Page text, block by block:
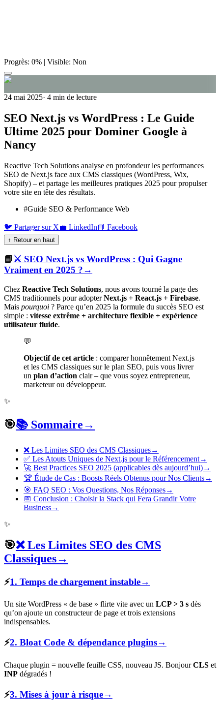
Progrès: 0% | Visible: Non
24 mai 2025· 4 min de lecture
SEO Next.js vs WordPress : Le Guide
Ultime 2025 pour Dominer Google à
Nancy
Reactive Tech Solutions analyse en profondeur les performances
SEO de Next.js face aux CMS classiques (WordPress, Wix,
Shopify) – et partage les meilleures pratiques 2025 pour propulser
votre site en tête des résultats.
#Guide SEO & Performance Web
🐦 Partager sur X💼 LinkedIn📘 Facebook
↑ Retour en haut
📘 ⚔️ SEO Next.js vs WordPress : Qui Gagne
Vraiment en 2025 ?→
Chez Reactive Tech Solutions, nous avons tourné la page des
CMS traditionnels pour adopterNext.js + React.js + Firebase.
Mais pourquoi ? Parce qu’en 2025 la formule du succès SEO est
simple : vitesse extrême + architecture flexible + expérience
utilisateur fluide.
💬
Objectif de cet article : comparer honnêtement Next.js
et les CMS classiques sur le plan SEO, puis vous livrer
un plan d’action clair – que vous soyez entrepreneur,
marketeur ou développeur.
✨
🎯📚 Sommaire→
❌ Les Limites SEO des CMS Classiques→
✅ Les Atouts Uniques de Next.js pour le Référencement→
🚀 Best Practices SEO 2025 (applicables dès aujourd’hui)→
🏆 Étude de Cas : Boosts Réels Obtenus pour Nos Clients→
🎯 FAQ SEO : Vos Questions, Nos Réponses→
📅 Conclusion : Choisir la Stack qui Fera Grandir Votre
Business→
✨
🎯❌ Les Limites SEO des CMS
Classiques→
⚡1. Temps de chargement instable→
Un site WordPress « de base » flirte vite avec un LCP > 3 s dès
qu’on ajoute un constructeur de page et trois extensions
indispensables.
⚡2. Bloat Code & dépendance plugins→
Chaque plugin = nouvelle feuille CSS, nouveau JS. BonjourCLS et
INP dégradés !
⚡3. Mises à jour à risque→